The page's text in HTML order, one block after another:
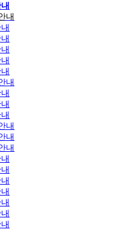
내
내
내
내
내